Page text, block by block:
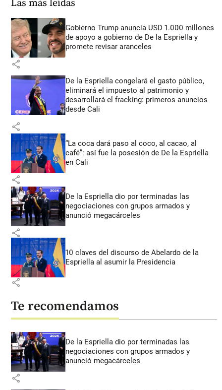
Las más leídas
Gobierno Trump anuncia USD 1.000 millones
de apoyo a gobierno de De la Espriella y
promete revisar aranceles
share
De la Espriella congelará el gasto público,
eliminará el impuesto al patrimonio y
desarrollará el fracking: primeros anuncios
desde Cali
share
“La coca dará paso al coco, al cacao, al
café”: así fue la posesión de De la Espriella
en Cali
share
De la Espriella dio por terminadas las
negociaciones con grupos armados y
anunció megacárceles
share
10 claves del discurso de Abelardo de la
Espriella al asumir la Presidencia
share
Te recomendamos
De la Espriella dio por terminadas las
negociaciones con grupos armados y
anunció megacárceles
share